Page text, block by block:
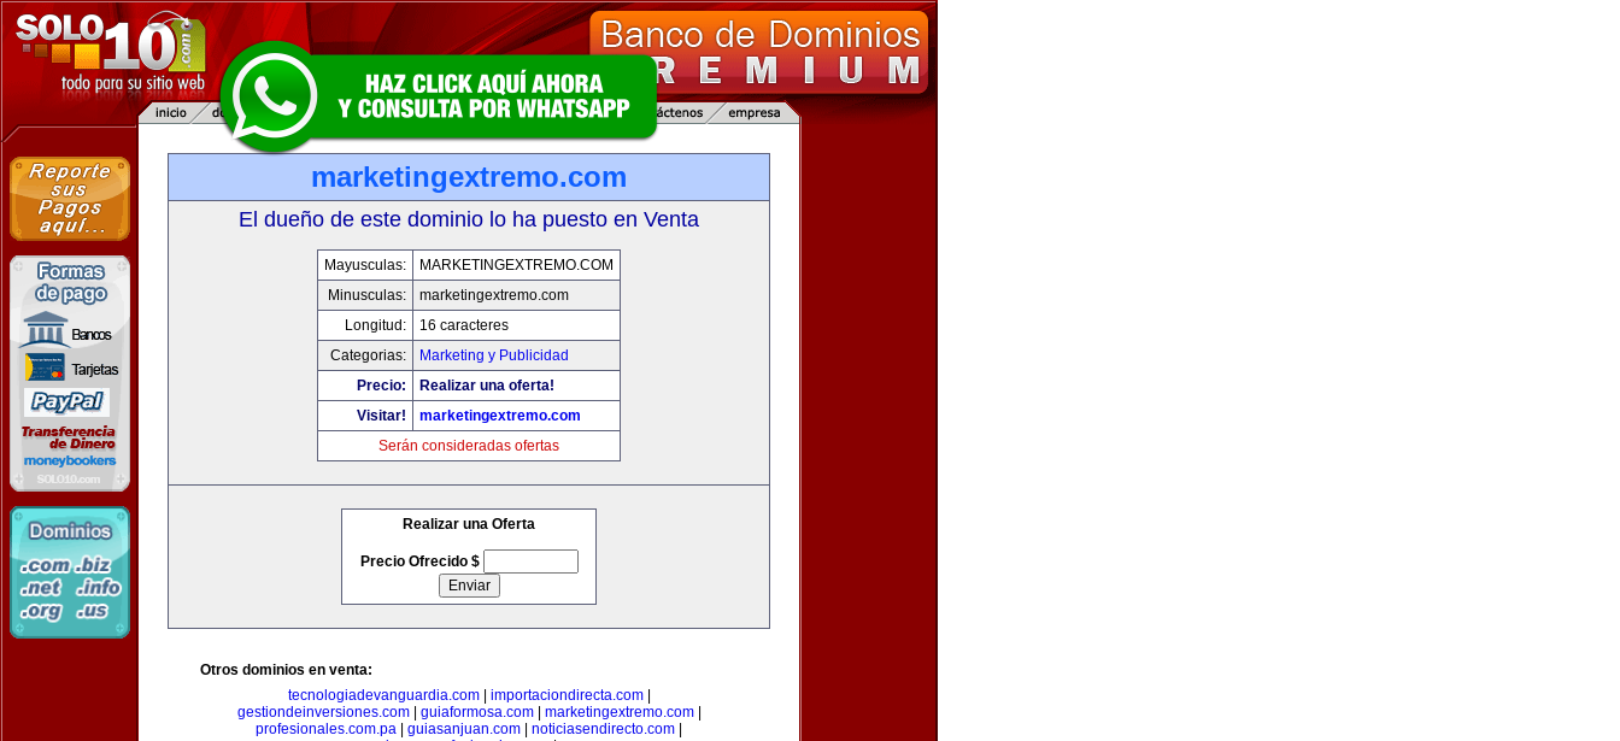
marketingextremo.com
El dueño de este dominio lo ha puesto en Venta
Mayusculas:
MARKETINGEXTREMO.COM
Minusculas:
marketingextremo.com
Longitud:
16 caracteres
Categorias:
Marketing y Publicidad
Precio:
Realizar una oferta!
Visitar!
marketingextremo.com
Serán consideradas ofertas
Realizar una Oferta
Precio Ofrecido $
Otros dominios en venta:
tecnologiadevanguardia.com| importaciondirecta.com|
gestiondeinversiones.com| guiaformosa.com| marketingextremo.com|
profesionales.com.pa
guiasanjuan.com noticiasendirecto.com